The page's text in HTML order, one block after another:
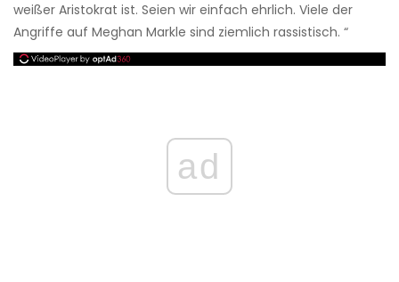
weißer Aristokrat ist. Seien wir einfach ehrlich. Viele der
Angriffe auf Meghan Markle sind ziemlich rassistisch. “
ad